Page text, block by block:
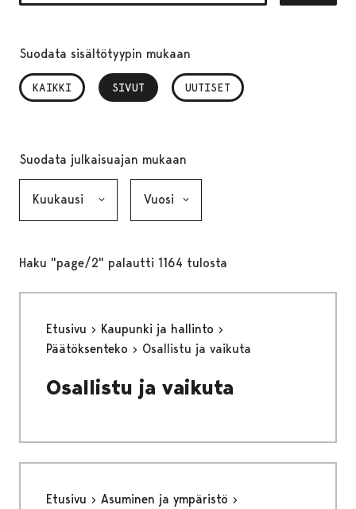
Suodata sisältötyypin mukaan
KAIKKI SIVUT
, VALITTU UUTISET
Suodata julkaisuajan mukaan
Haku "page/2" palautti 1164 tulosta
Etusivu
Kaupunki ja hallinto
Päätöksenteko
Osallistu ja vaikuta
Osallistu ja vaikuta
Etusivu
Asuminen ja ympäristö